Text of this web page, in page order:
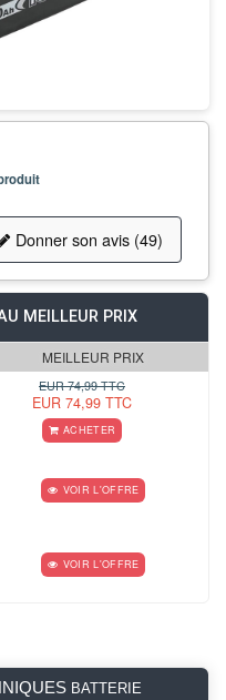
Donner son avis (49)
MEILLEUR PRIX
MEILLEUR PRIX
EUR 74,99 TTC
EUR 74,99 TTC
ACHETER
VOIR L'OFFRE
VOIR L'OFFRE
BATTERIE